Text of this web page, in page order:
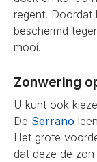
regent. Doordat
beschermd
mooi.
Zonwering
U kunt ook
De Serrano
Het grote
dat deze de